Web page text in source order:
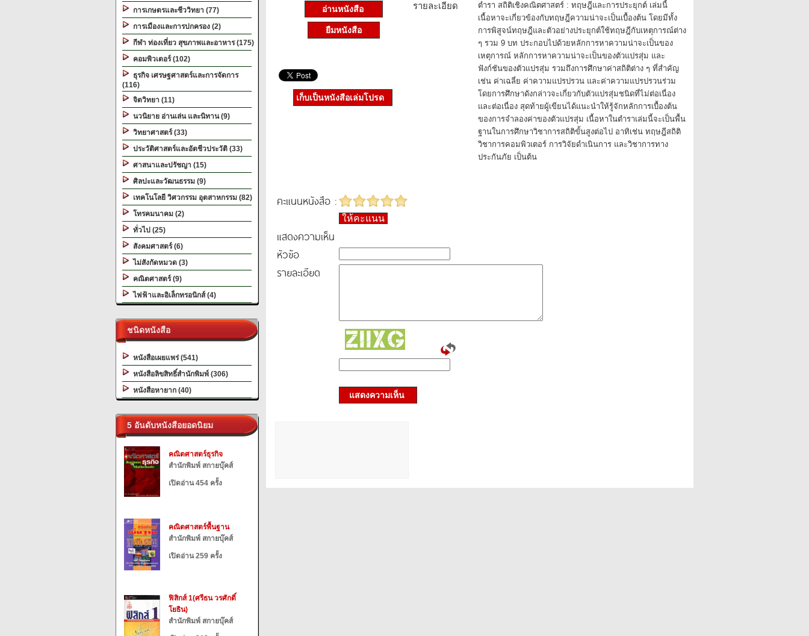
การเกษตรและชีววิทยา (77)
การเมืองและการปกครอง (2)
กีฬา ท่องเที่ยว สุขภาพและอาหาร (175)
คอมพิวเตอร์ (102)
ธุรกิจ เศรษฐศาสตร์และการจัดการ
(116)
จิตวิทยา (11)
นวนิยาย อ่านเล่น และนิทาน (9)
วิทยาศาสตร์ (33)
ประวัติศาสตร์และอัตชีวประวัติ (33)
ศาสนาและปรัชญา (15)
ศิลปะและวัฒนธรรม (9)
เทคโนโลยี วิศวกรรม อุตสาหกรรม (82)
โทรคมนาคม (2)
ทั่วไป (25)
สังคมศาสตร์ (6)
ไม่สังกัดหมวด (3)
คณิตศาสตร์ (9)
ไฟฟ้าและอิเล็กทรอนิกส์ (4)
ชนิดหนังสือ
หนังสือเผยแพร่ (541)
หนังสือลิขสิทธิ์สำนักพิมพ์ (306)
หนังสือหายาก (40)
5 อันดับหนังสือยอดนิยม
คณิตศาสตร์ธุรกิจ
สำนักพิมพ์ สกายบุ๊คส์
เปิดอ่าน 454 ครั้ง
คณิตศาสตร์พื้นฐาน
สำนักพิมพ์ สกายบุ๊คส์
เปิดอ่าน 259 ครั้ง
ฟิสิกส์ 1(ศรีธน วรศักดิ์
โยธิน)
สำนักพิมพ์ สกายบุ๊คส์
อ่านหนังสือ
ยืมหนังสือ
รายละเอียด
ตำรา สถิติเชิงคณิตศาสตร์ : ทฤษฎีและการประยุกต์ เล่มนี้
เนื้อหาจะเกี่ยวข้องกับทฤษฎีความน่าจะเป็นเบื้องต้น โดยมีทั้ง
การพิสูจน์ทฤษฎีและตัวอย่างประยุกต์ใช้ทฤษฎีกับเหตุการณ์ต่าง
ๆ รวม 9 บท ประกอบไปด้วยหลักการหาความน่าจะเป็นของ
เหตุการณ์ หลักการหาความน่าจะเป็นของตัวแปรสุ่ม และ
ฟังก์ชันของตัวแปรสุ่ม รวมถึงการศึกษาค่าสถิติต่าง ๆ ที่สำคัญ
เช่น ค่าเฉลี่ย ค่าความแปรปรวน และค่าความแปรปรวนร่วม
โดยการศึกษาดังกล่าวจะเกี่ยวกับตัวแปรสุ่มชนิดที่ไม่ต่อเนื่อง
และต่อเนื่อง สุดท้ายผู้เขียนได้แนะนำให้รู้จักหลักการเบื้องต้น
ของการจำลองค่าของตัวแปรสุ่ม เนื้อหาในตำราเล่มนี้จะเป็นพื้น
ฐานในการศึกษาวิชาการสถิติขั้นสูงต่อไป อาทิเช่น ทฤษฎีสถิติ
วิชาการคอมพิวเตอร์ การวิจัยดำเนินการ และวิชาการทาง
ประกันภัย เป็นต้น
เก็บเป็นหนังสือเล่มโปรด
คะแนนหนังสือ :
ให้คะแนน
แสดงความเห็น
หัวข้อ
รายละเอียด
แสดงความเห็น